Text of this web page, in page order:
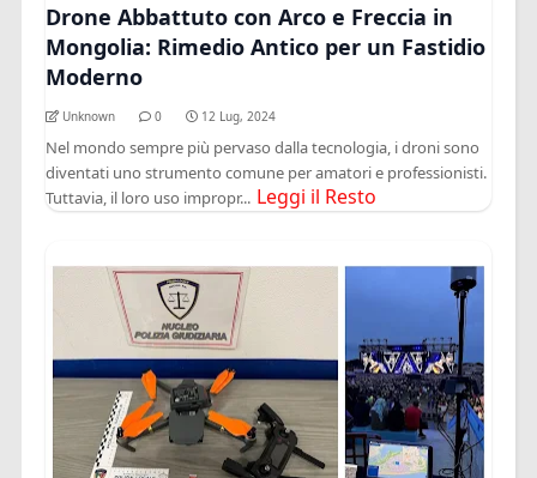
Drone Abbattuto con Arco e Freccia in
Mongolia: Rimedio Antico per un Fastidio
Moderno
Unknown 0 12 Lug, 2024
Nel mondo sempre più pervaso dalla tecnologia, i droni sono
diventati uno strumento comune per amatori e professionisti.
Tuttavia, il loro uso impropr... Leggi il Resto